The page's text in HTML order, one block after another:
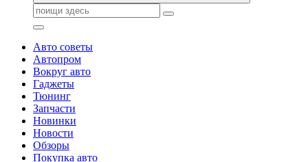
Поиск:
Авто советы
Автопром
Вокруг авто
Гаджеты
Тюнинг
Запчасти
Новинки
Новости
Обзоры
Покупка авто